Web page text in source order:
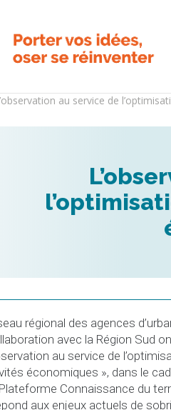
au service de
régional des agences
avec la Région Sud
au service de
économiques », dans le
Connaissance du
aux enjeux actuels de